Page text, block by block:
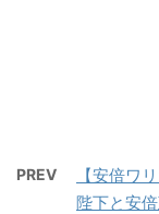
PREV
【安倍ワ
陛下と安